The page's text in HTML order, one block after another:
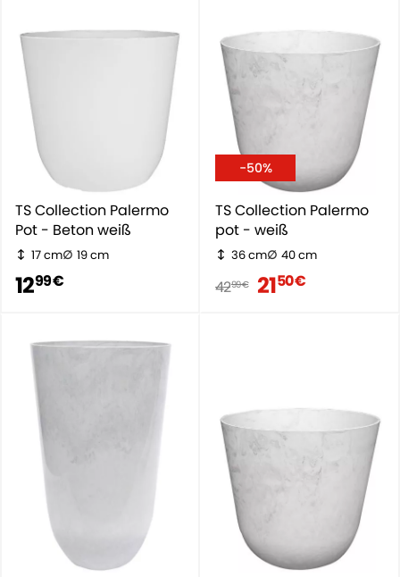
TS Collection Palermo
Pot - Beton weiß
17 cm 19 cm
1299 €
-50%
TS Collection Palermo
pot - weiß
36 cm 40 cm
4299 € 2150 €